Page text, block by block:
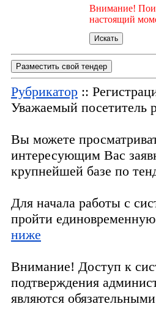
Внимание!
настоящий
Разместить свой тендер
Рубрикатор ::
Уважаемый посетитель
Вы можете
интересующим Вас
крупнейшей базе по
Для начала работы с
пройти
ниже
Внимание! Доступ к
подтверждения
являются